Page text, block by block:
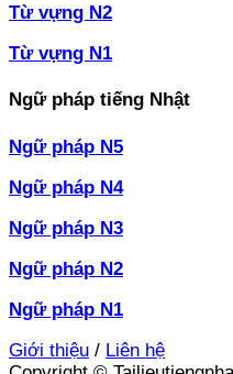
Từ vựng N2
Từ vựng N1
Ngữ pháp tiếng Nhật
Ngữ pháp N5
Ngữ pháp N4
Ngữ pháp N3
Ngữ pháp N2
Ngữ pháp N1
Giới thiệu / Liên hệ